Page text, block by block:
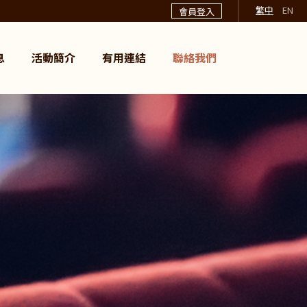
會員登入 繁中 EN
活動簡介 有用連結 聯絡我們